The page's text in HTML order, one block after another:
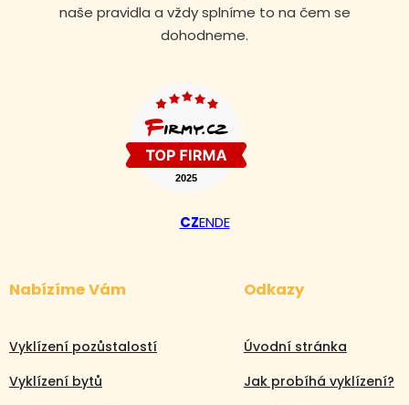
naše pravidla a vždy splníme to na čem se
dohodneme.
CZENDE
Nabízíme Vám
Vyklízení pozůstalostí
Vyklízení bytů
Odkazy
Úvodní stránka
Jak probíhá vyklízení?